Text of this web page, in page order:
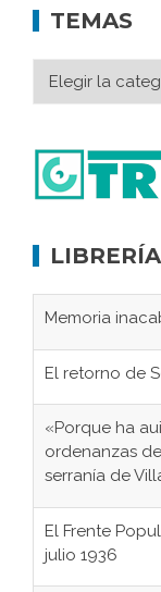
TEMAS
Memoria
El retorno de
«Porque ha
ordenanzas
serranía de
El Frente
julio 1936